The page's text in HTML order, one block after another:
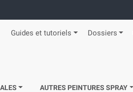
Guides et tutoriels Dossiers
AUTRES PEINTURES SPRAY